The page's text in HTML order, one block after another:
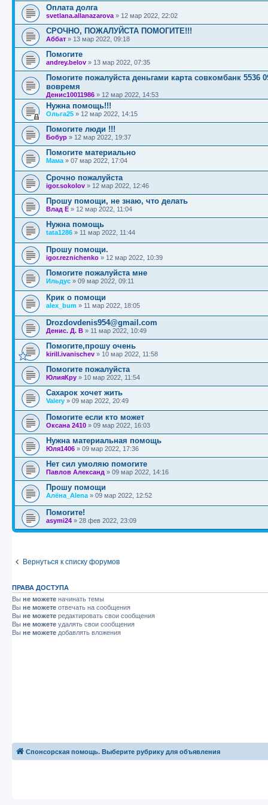
Оплата долга
svetlana.allanazarova » 12 мар 2022, 22:02
СРОЧНО, ПОЖАЛУЙСТА ПОМОГИТЕ!!!
Аббат » 13 мар 2022, 09:18
Помогите
andrey.belov » 13 мар 2022, 07:35
Помогите пожалуйста деньгами карта совкомбанк 5536
вовремя
Денис10011986 » 12 мар 2022, 14:53
Нужна помощь!!!
Ольга25 » 12 мар 2022, 14:15
Помогите люди !!!
Бобур » 12 мар 2022, 19:37
Помогите материально
Мама » 07 мар 2022, 17:04
Срочно пожалуйста
igor.sokolov » 12 мар 2022, 12:46
Прошу помощи, не знаю, что делать
Влад Е » 12 мар 2022, 11:04
Нужна помощь
tata1286 » 11 мар 2022, 11:44
Прошу помощи.
igor.reznichenko » 12 мар 2022, 10:39
Помогите пожалуйста мне
Ильдус » 09 мар 2022, 09:11
Крик о помощи
alex_bum » 11 мар 2022, 18:05
Drozdovdenis954@gmail.com
Денис. Д. В » 11 мар 2022, 10:49
Помогите,прошу очень
kirill.ivanischev » 10 мар 2022, 11:58
Помогите пожалуйста
ЮлияКру » 10 мар 2022, 11:54
Сахарок хочет жить
Valery » 09 мар 2022, 20:49
Помогите если кто может
Оксана 2410 » 09 мар 2022, 16:03
Нужна материальная помощь
Юля1406 » 09 мар 2022, 17:36
Нет сил умоляю помогите
Павлов Александ » 09 мар 2022, 14:16
Прошу помощи
Алёна_Alena» 09 мар 2022, 12:52
Помогите!
asymi24 » 28 фев 2022, 23:09
Вернуться к списку форумов
ПРАВА ДОСТУПА
Вы не можете начинать темы
Вы не можете отвечать на сообщения
Вы не можете редактировать свои сообщения
Вы не можете удалять свои сообщения
Вы не можете добавлять вложения
Спонсорская помощь. Выберите рубрику для объявления